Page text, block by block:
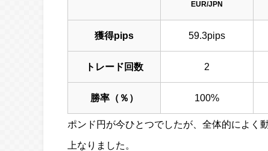
EUR/JPN
獲得pips 59.3pips
トレード回数 2
勝率（％） 100%
ポンド円が今ひとつでしたが、全体的によく
上なりました。